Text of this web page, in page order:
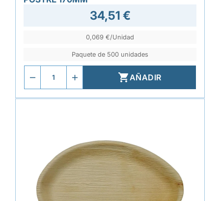
34,51 €
0,069 €/Unidad
Paquete de 500 unidades
AÑADIR